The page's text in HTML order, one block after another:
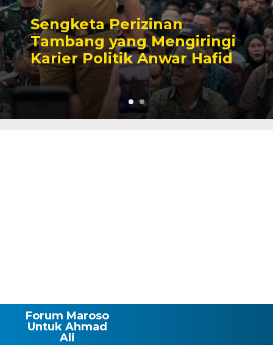
Sengketa Perizinan
Tambang yang Mengiringi
Karier Politik Anwar Hafid
Forum Maroso
Untuk Ahmad
Ali